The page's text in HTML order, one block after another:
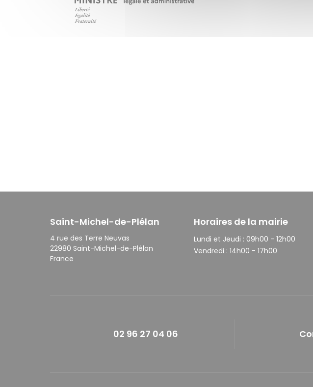
Saint-Michel-de-Plélan
4 rue des Terre Neuvas
22980 Saint-Michel-de-Plélan
France
Horaires de la mairie
Lundi et Jeudi : 09h00 - 12h00
Vendredi : 14h00 - 17h00
02 96 27 04 06